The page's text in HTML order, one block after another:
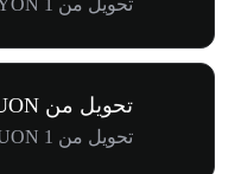
تحويل من MUON إلى AUD
تحويل من 1 MUON إلى $1.24K